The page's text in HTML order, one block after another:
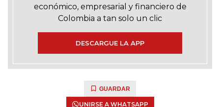
económico, empresarial y financiero de
Colombia a tan solo un clic
DESCARGUE LA APP
GUARDAR
UNIRSE A WHATSAPP